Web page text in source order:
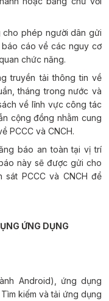
cho phép người dân gửi
cáo về các nguy cơ
chức năng.
truyền tải thông tin về
tháng trong nước và
về lĩnh vực công tác
cộng đồng nhằm cung
PCCC và CNCH.
báo an toàn tại vị trí
này sẽ được gửi cho
PCCC và CNCH để
ỨNG DỤNG
Android), ứng dụng
kiếm và tải ứng dụng